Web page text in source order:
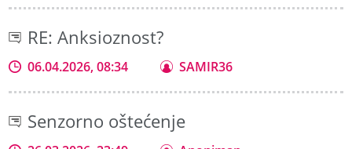
RE: Anksioznost?
06.04.2026, 08:34 SAMIR36
Senzorno oštećenje